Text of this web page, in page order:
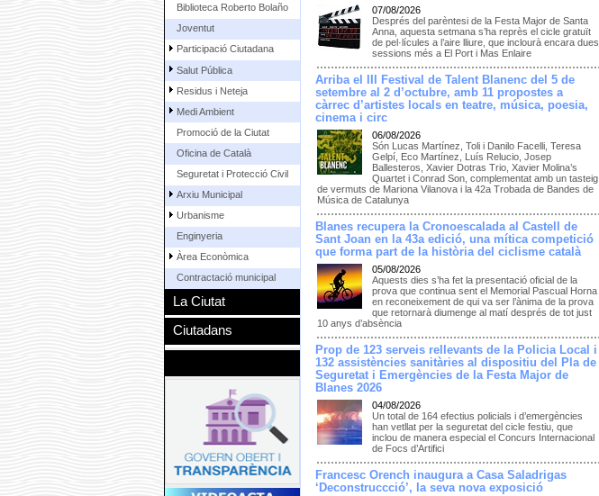
Biblioteca Roberto Bolaño
Joventut
Participació Ciutadana
Salut Pública
Residus i Neteja
Medi Ambient
Promoció de la Ciutat
Oficina de Català
Seguretat i Protecció Civil
Arxiu Municipal
Urbanisme
Enginyeria
Àrea Econòmica
Contractació municipal
La Ciutat
Ciutadans
07/08/2026
Després del parèntesi de la Festa Major de Santa
Anna, aquesta setmana s’ha reprès el cicle gratuït
de pel·lícules a l’aire lliure, que inclourà encara dues
sessions més a El Port i Mas Enlaire
Arriba el III Festival de Talent Blanenc del 5 de
setembre al 2 d’octubre, amb 11 propostes a
càrrec d’artistes locals en teatre, música, poesia,
cinema i circ
06/08/2026
Són Lucas Martínez, Toli i Danilo Facelli, Teresa
Gelpí, Eco Martínez, Luís Relucio, Josep
Ballesteros, Xavier Dotras Trio, Xavier Molina’s
Quartet i Conrad Son, complementat amb un tasteig
de vermuts de Mariona Vilanova i la 42a Trobada de Bandes de
Música de Catalunya
Blanes recupera la Cronoescalada al Castell de
Sant Joan en la 43a edició, una mítica competició
que forma part de la història del ciclisme català
05/08/2026
Aquests dies s’ha fet la presentació oficial de la
prova que continua sent el Memorial Pascual Horna
en reconeixement de qui va ser l’ànima de la prova
que retornarà diumenge al matí després de tot just
10 anys d’absència
Prop de 123 serveis rellevants de la Policia Local i
132 assistències sanitàries al dispositiu del Pla de
Seguretat i Emergències de la Festa Major de
Blanes 2026
04/08/2026
Un total de 164 efectius policials i d’emergències
han vetllat per la seguretat del cicle festiu, que
inclou de manera especial el Concurs Internacional
de Focs d’Artifici
Francesc Orench inaugura a Casa Saladrigas
‘Deconstruccció’, la seva nova exposició